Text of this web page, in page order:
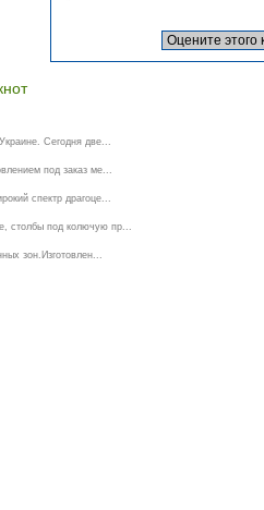
Сегодня две...
под заказ ме...
спектр драгоце...
столбы под колючую пр...
зон.Изготовлен...